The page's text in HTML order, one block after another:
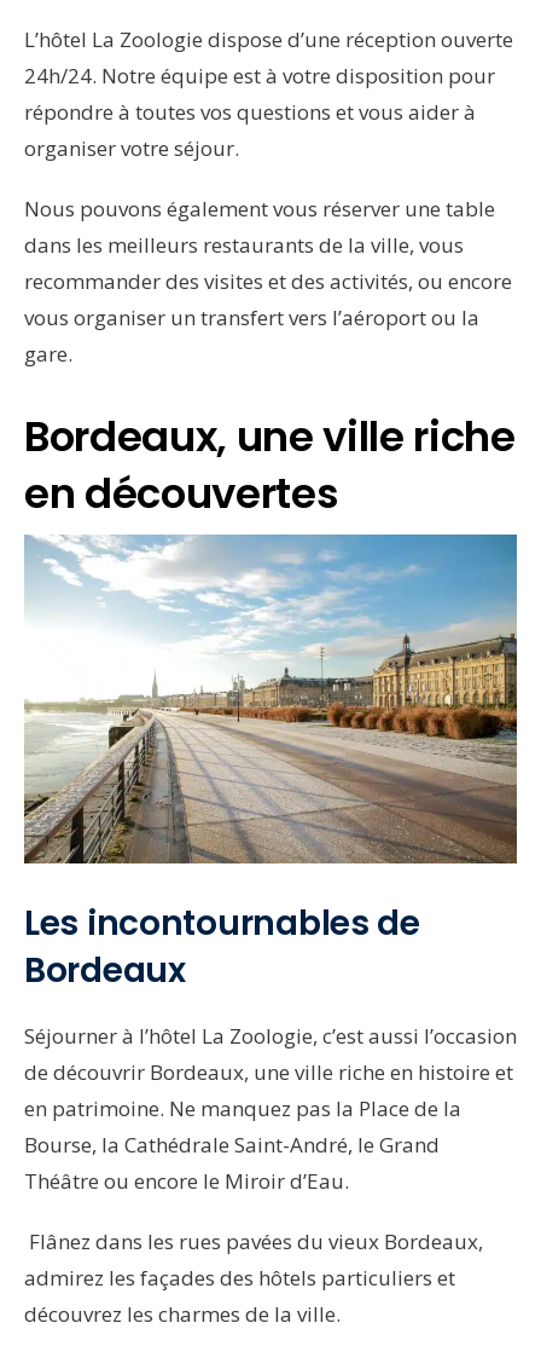
L’hôtel La Zoologie dispose d’une réception ouverte
24h/24. Notre équipe est à votre disposition pour
répondre à toutes vos questions et vous aider à
organiser votre séjour.
Nous pouvons également vous réserver une table
dans les meilleurs restaurants de la ville, vous
recommander des visites et des activités, ou encore
vous organiser un transfert vers l’aéroport ou la
gare.
Bordeaux, une ville riche
en découvertes
Les incontournables de
Bordeaux
Séjourner à l’hôtel La Zoologie, c’est aussi l’occasion
de découvrir Bordeaux, une ville riche en histoire et
en patrimoine. Ne manquez pas la Place de la
Bourse, la Cathédrale Saint-André, le Grand
Théâtre ou encore le Miroir d’Eau.
Flânez dans les rues pavées du vieux Bordeaux,
admirez les façades des hôtels particuliers et
découvrez les charmes de la ville.